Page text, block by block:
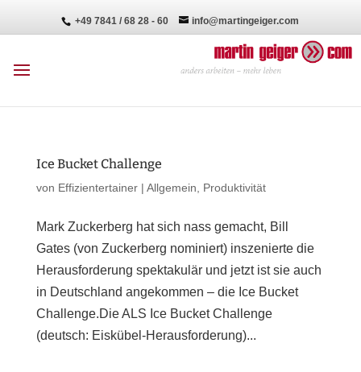
+49 7841 / 68 28 - 60 info@martingeiger.com
Ice Bucket Challenge
von Effizientertainer| Allgemein Produktivität
Mark Zuckerberg hat sich nass gemacht, Bill
Gates (von Zuckerberg nominiert) inszenierte die
Herausforderung spektakulär und jetzt ist sie auch
in Deutschland angekommen – die Ice Bucket
Challenge.Die ALS Ice Bucket Challenge
(deutsch: Eiskübel-Herausforderung)...